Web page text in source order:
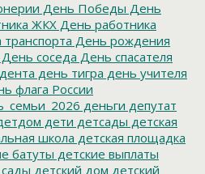
День Победы День
ЖКХ День работника
День рождения
День соседа День спасателя
день тигра день учителя
флага России
деньги депутат
дети детсады детская
школа детская площадка
батуты детские выплаты
детский дом детский